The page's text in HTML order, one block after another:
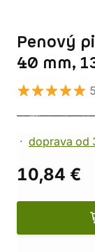
Penový
40 mm,
5
doprava od
10,84 €